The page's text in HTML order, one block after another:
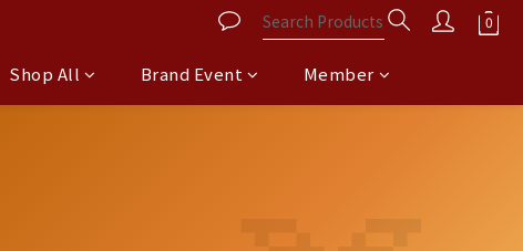
Shop All Brand Event Member